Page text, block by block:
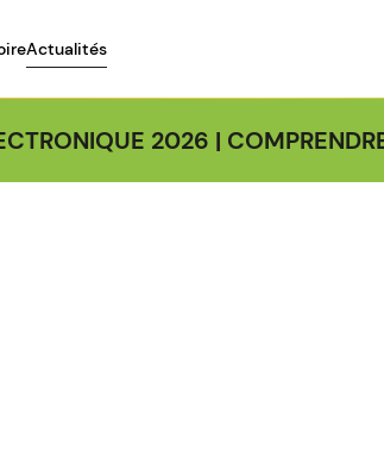
Actualités
2026 |